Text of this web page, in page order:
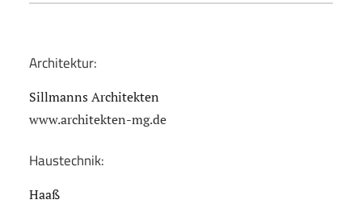
Architektur:
Sillmanns Architekten
www.architekten-mg.de
Haustechnik:
Haaß